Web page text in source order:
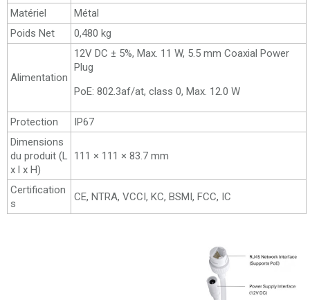
Matériel
Métal
Poids Net
0,480 kg
Alimentation
12V DC ± 5%, Max. 11 W, 5.5 mm Coaxial Power
Plug
PoE: 802.3af/at, class 0, Max. 12.0 W
Protection
IP67
Dimensions
du produit (L
x l x H)
111 × 111 × 83.7 mm
Certification
s
CE, NTRA, VCCI, KC, BSMI, FCC, IC